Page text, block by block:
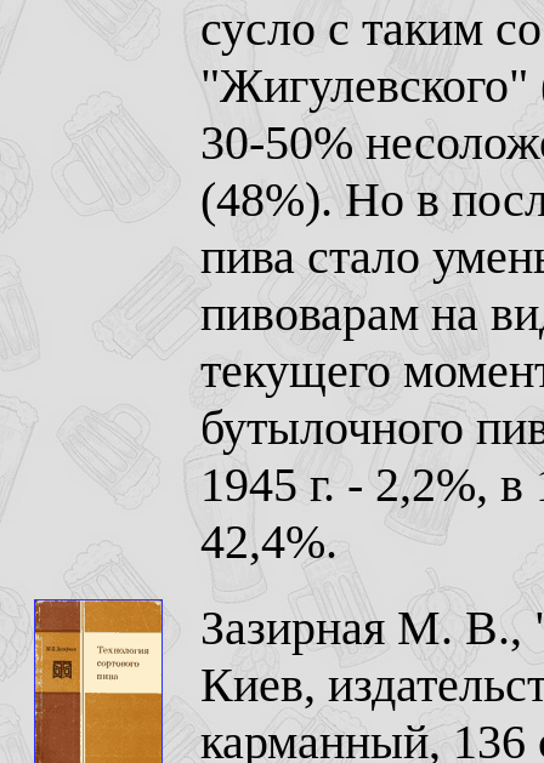
сусло с таким
"Жигулевского"
30-50%
(48%). Но в
пива стало
пивоварам на
текущего
бутылочного
1945 г. - 2,2%, в
42,4%.
Зазирная М. В.,
Киев,
карманный, 136